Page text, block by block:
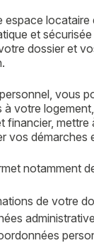
locataire
et
dossier et
vous
à votre
financier, mettre
vos démarches
notamment
de votre